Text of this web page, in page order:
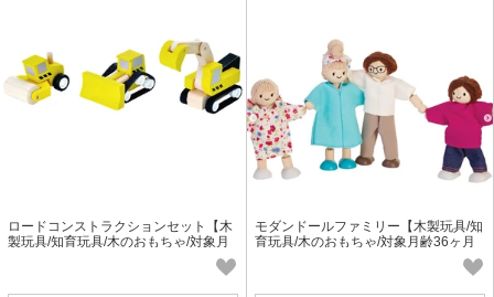
ロードコンストラクションセット【木
製玩具/知育玩具/木のおもちゃ/対象月
モダンドールファミリー【木製玩具/知
育玩具/木のおもちゃ/対象月齢36ヶ月